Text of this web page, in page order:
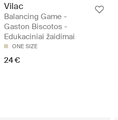
Vilac
Balancing Game -
Gaston Biscotos -
Edukaciniai žaidimai
ONE SIZE
24 €